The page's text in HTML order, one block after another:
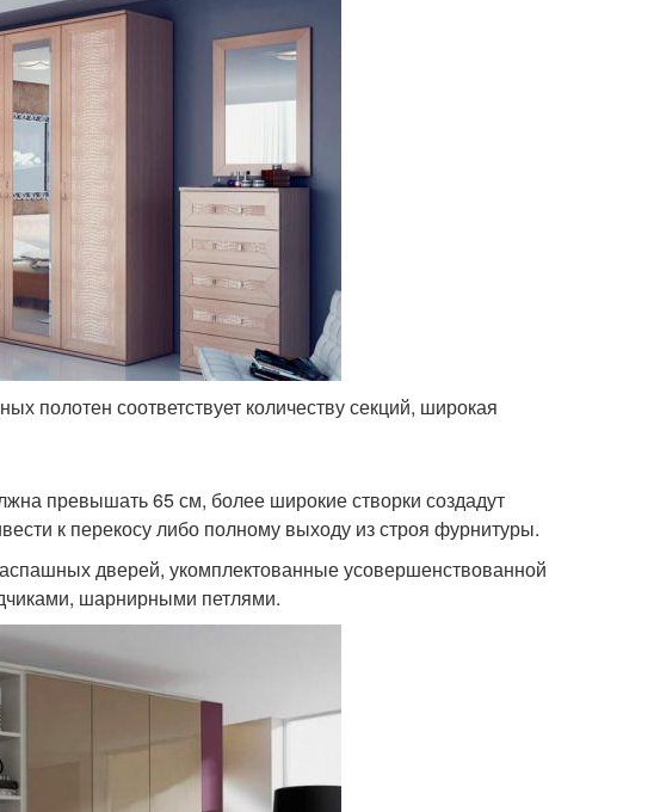
полотен соответствует количеству секций, широкая
превышать 65 см, более широкие створки создадут
к перекосу либо полному выходу из строя фурнитуры.
дверей, укомплектованные усовершенствованной
шарнирными петлями.